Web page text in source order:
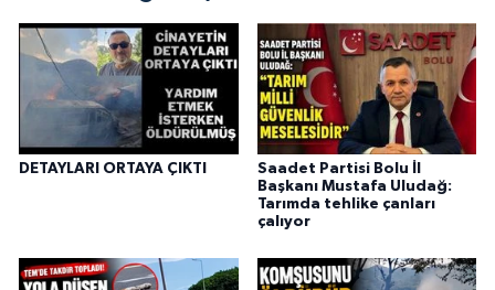
DETAYLARI ORTAYA ÇIKTI
Saadet Partisi Bolu İl
Başkanı Mustafa Uludağ:
Tarımda tehlike çanları
çalıyor